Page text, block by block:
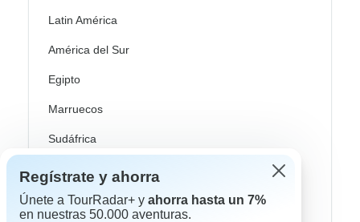
Latin América
América del Sur
Egipto
Marruecos
Sudáfrica
Bali
China
Regístrate y ahorra
Únete a TourRadar+ y ahorra hasta un 7%
en nuestras 50.000 aventuras.